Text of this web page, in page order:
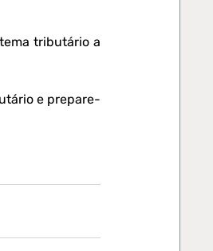
tributário a
e prepare-